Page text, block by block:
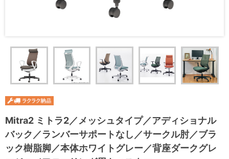
Mitra2 ミトラ2／メッシュタイプ／アディショナル
バック／ランバーサポートなし／サークル肘／ブラ
ック樹脂脚／本体ホワイトグレー／背座ダークグレ